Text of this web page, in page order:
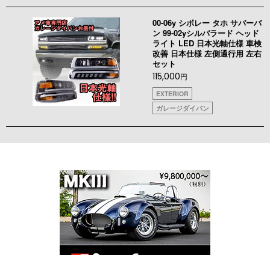
00-06y シボレー タホ サバーバ
ン 99-02yシルバラード ヘッド
ライト LED 日本光軸仕様 車検
改善 日本仕様 左側通行用 左右
セット
115,000円
EXTERIOR
ガレージダイバン